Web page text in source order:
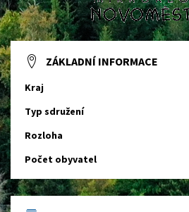
ZÁKLADNÍ INFORMACE
Kraj
Typ sdružení
Rozloha
Počet obyvatel